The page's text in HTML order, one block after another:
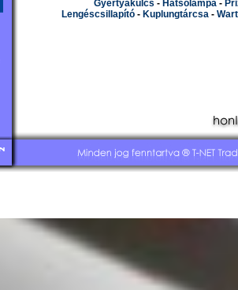
Gyertyakulcs - Hátsólámpa-
Lengéscsillapító - Kuplungtárcsa -